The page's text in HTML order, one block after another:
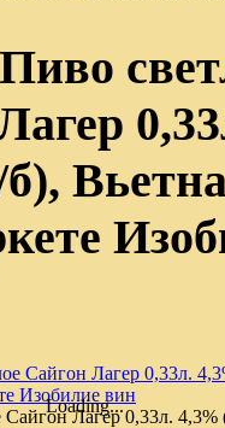
Loading...
Лагер 0,33л.